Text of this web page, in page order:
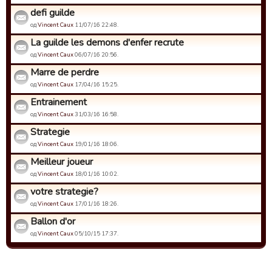
defi guilde
одVincent Caux 11/07/16 22:48.
La guilde les demons d'enfer recrute
одVincent Caux06/07/16 20:56.
Marre de perdre
одVincent Caux 17/04/16 15:25.
Entrainement
одVincent Caux31/03/16 16:58.
Strategie
одVincent Caux 19/01/16 18:06.
Meilleur joueur
одVincent Caux 18/01/16 10:02.
votre strategie?
одVincent Caux 17/01/16 18:26.
Ballon d'or
одVincent Caux05/10/15 17:37.